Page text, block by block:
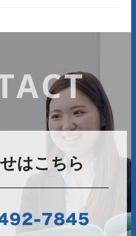
はこちら